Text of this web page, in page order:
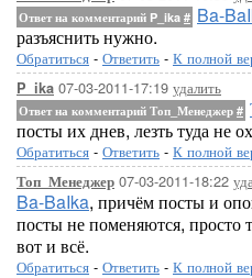
Ответ на комментарий P_ika # Ba-
разъяснить нужно.
Обратиться - Ответить - К полной
P_ika 07-03-2011-17:19 удалить
Ответ на комментарий Топ_Менеджер #
посты их днев, лезть туда не
Обратиться - Ответить - К полной
Топ_Менеджер 07-03-2011-18:22
Ba-BaIka, причём посты и
посты не поменяются, просто
вот и всё.
Обратиться - Ответить - К полной